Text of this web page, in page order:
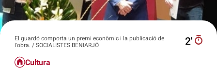
El guardó comporta un premi econòmic i la publicació de
l'obra. / SOCIALISTES BENIARJÓ
2′
Cultura